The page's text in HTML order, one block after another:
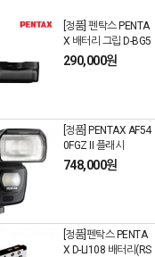
[정품] 펜탁스 PENTA
X 배터리 그립 D-BG5
290,000원
[정품] PENTAX AF54
0FGZ II 플래시
748,000원
[정품]펜탁스 PENTA
X D-LI108 배터리(RS